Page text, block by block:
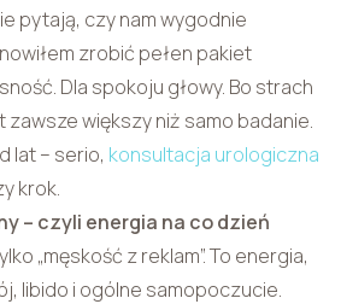
pytają, czy nam wygodnie
zrobić pełen pakiet
Dla spokoju głowy. Bo strach
większy niż samo badanie.
lat – serio, konsultacja urologiczna
krok.
– czyli energia na co dzień
„męskość z reklam”. To energia,
libido i ogólne samopoczucie.